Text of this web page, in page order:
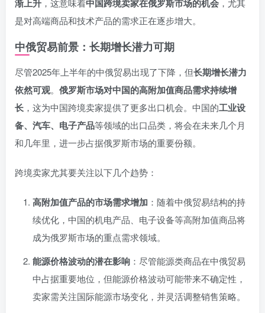
渐上升 ，这意味着中国跨境卖家在俄罗斯市场的机会 ，尤其
是对高端商品和技术产品的需求正在逐步增大。
中俄贸易前景：长期增长潜力可期
尽管2025年上半年的中俄贸易出现了下降，但长期增长潜力
依然可观。 俄罗斯市场对中国的高附加值商品需求持续增
长 ，这为中国跨境卖家提供了更多出口机会。中国的工业设
备、汽车、电子产品等领域的出口品类，将会在未来几个月
和几年里，进一步占据俄罗斯市场的重要份额。
跨境卖家尤其要关注以下几个趋势：
高附加值产品的市场需求增加 ：随着中俄贸易结构的持
续优化，中国的机电产品、电子设备等高附加值商品将
成为俄罗斯市场的重点需求领域。
能源价格波动的潜在影响 ：尽管能源类商品在中俄贸易
中占据重要地位，但能源价格波动可能带来不确定性，
卖家需关注国际能源市场变化，并灵活调整销售策略。